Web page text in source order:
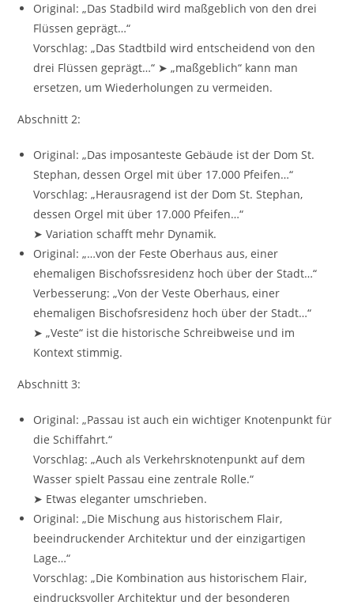
Original: „Das Stadbild wird maßgeblich von den drei
Flüssen geprägt…“
Vorschlag: „Das Stadtbild wird entscheidend von den
drei Flüssen geprägt…“ ➤ „maßgeblich“ kann man
ersetzen, um Wiederholungen zu vermeiden.
Abschnitt 2:
Original: „Das imposanteste Gebäude ist der Dom St.
Stephan, dessen Orgel mit über 17.000 Pfeifen…“
Vorschlag: „Herausragend ist der Dom St. Stephan,
dessen Orgel mit über 17.000 Pfeifen…“
➤ Variation schafft mehr Dynamik.
Original: „…von der Feste Oberhaus aus, einer
ehemaligen Bischofssresidenz hoch über der Stadt…“
Verbesserung: „Von der Veste Oberhaus, einer
ehemaligen Bischofsresidenz hoch über der Stadt…“
➤ „Veste“ ist die historische Schreibweise und im
Kontext stimmig.
Abschnitt 3:
Original: „Passau ist auch ein wichtiger Knotenpunkt für
die Schiffahrt.“
Vorschlag: „Auch als Verkehrsknotenpunkt auf dem
Wasser spielt Passau eine zentrale Rolle.“
➤ Etwas eleganter umschrieben.
Original: „Die Mischung aus historischem Flair,
beeindruckender Architektur und der einzigartigen
Lage…“
Vorschlag: „Die Kombination aus historischem Flair,
eindrucksvoller Architektur und der besonderen